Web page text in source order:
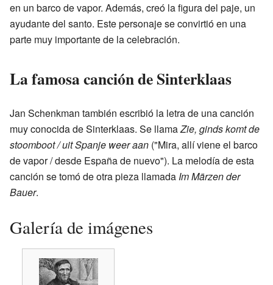
en un barco de vapor. Además, creó la figura del paje, un
ayudante del santo. Este personaje se convirtió en una
parte muy importante de la celebración.
La famosa canción de Sinterklaas
Jan Schenkman también escribió la letra de una canción
muy conocida de Sinterklaas. Se llamaZie, ginds komt de
stoomboot / uit Spanje weer aan ("Mira, allí viene el barco
de vapor / desde España de nuevo"). La melodía de esta
canción se tomó de otra pieza llamada Im Märzen der
Bauer.
Galería de imágenes